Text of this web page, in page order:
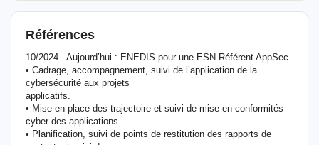
Références
10/2024 - Aujourd’hui : ENEDIS pour une ESN Référent AppSec
• Cadrage, accompagnement, suivi de l’application de la
cybersécurité aux projets
applicatifs.
• Mise en place des trajectoire et suivi de mise en conformités
cyber des applications
• Planification, suivi de points de restitution des rapports de